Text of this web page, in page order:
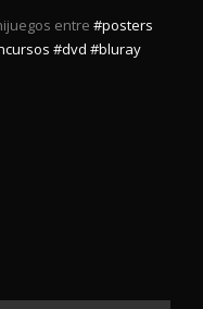
entre #posters
#dvd #bluray